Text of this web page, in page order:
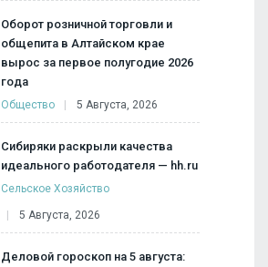
Оборот розничной торговли и
общепита в Алтайском крае
вырос за первое полугодие 2026
года
Общество 5 Августа, 2026
Сибиряки раскрыли качества
идеального работодателя — hh.ru
Сельское Хозяйство
5 Августа, 2026
Деловой гороскоп на 5 августа: